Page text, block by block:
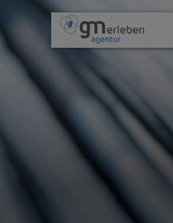
Aktuelles
Wir über uns
Gastronomie
VfL Gummersbach